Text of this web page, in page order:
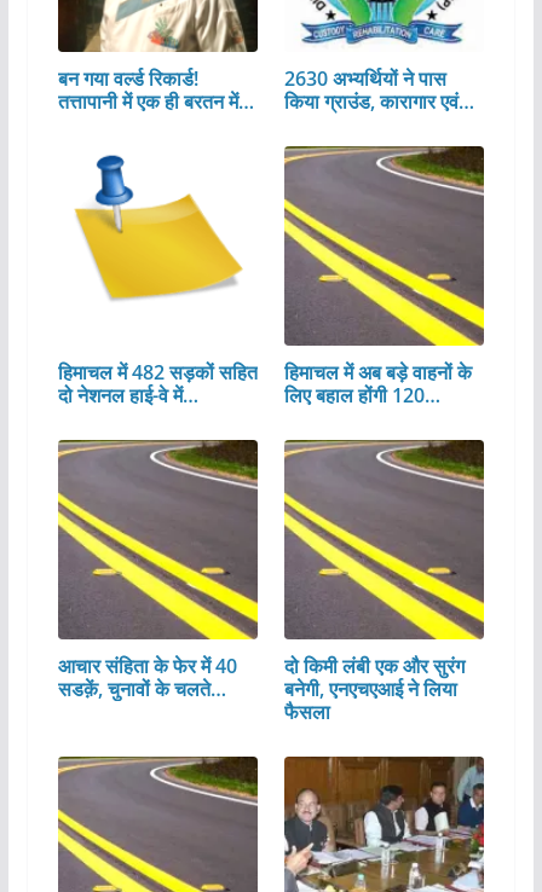
बन गया वर्ल्ड रिकार्ड!
तत्तापानी में एक ही बरतन में…
2630 अभ्यर्थियों ने पास
किया ग्राउंड, कारागार एवं…
हिमाचल में 482 सड़कों सहित
दो नेशनल हाई-वे में…
हिमाचल में अब बड़े वाहनों के
लिए बहाल होंगी 120…
आचार संहिता के फेर में 40
सडक़ें, चुनावों के चलते…
दो किमी लंबी एक और सुरंग
बनेगी, एनएचएआई ने लिया
फैसला